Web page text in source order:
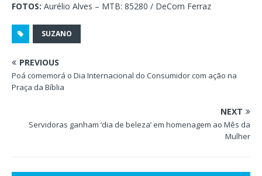
FOTOS: Aurélio Alves – MTB: 85280 / DeCom Ferraz
SUZANO
PREVIOUS
Poá comemorá o Dia Internacional do Consumidor com ação na
Praça da Bíblia
NEXT
Servidoras ganham ‘dia de beleza’ em homenagem ao Mês da
Mulher